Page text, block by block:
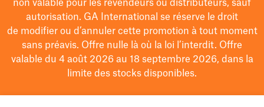
non valable pour les revendeurs ou distributeurs, sauf
autorisation. GA International se réserve le droit
de modifierou d’annuler cette promotion à tout moment
sans préavis. Offre nulle là où la loi l’interdit. Offre
valable du 4 août 2026 au 18 septembre 2026, dans la
limite des stocks disponibles.